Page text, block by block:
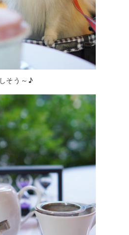
そう～♪